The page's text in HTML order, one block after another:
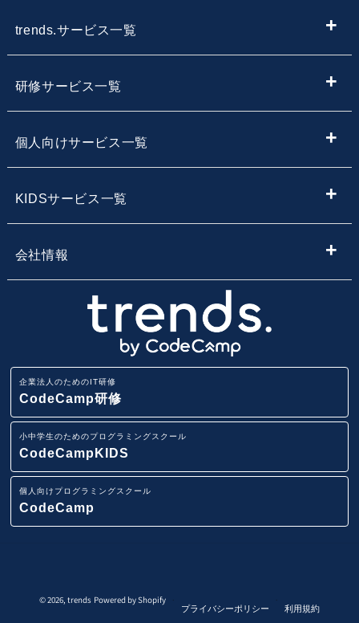
trends.サービス一覧
子供向けプログラミング教室を探す
地域・エリア名から子供向けプログラミングスクールを
路線から子供向けプログラミングスクールを探す
駅から子供向けプログラミングスクールを探す
IT用語集
研修サービス一覧
【企業向け】DX社員研修 - 法人向け人材育成
業務改善・効率化研修
ITリテラシー研修
Pythonデータサイエンス研修
スマホアプリ(iOS/Android)開発研修
システムテスト技法研修
個人向けサービス一覧
エンジニア転職コース
KIDSサービス一覧
小学生・中学生のためのオンラインプログラミングスク
小学生・中学生向けFCプログラミング教室
小学生・中学生向けプログラミング教室
会社情報
講師募集
ニュースリリース
イベント一覧
企業法人のためのIT研修
CodeCamp研修
小中学生のためのプログラミングスクール
CodeCampKIDS
個人向けプログラミングスクール
CodeCamp
© 2026,trends Powered by Shopify
プライバシーポリシー
利用規約